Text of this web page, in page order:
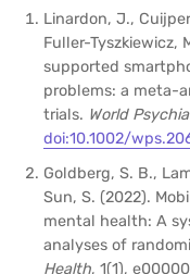
Linardon, J.,
Fuller-Tyszkiewicz,
supported
problems: a meta-
trials. World
doi:10.1002/
Goldberg, S. B.,
Sun, S. (2022).
mental health: A
analyses of
Health, 1(1),